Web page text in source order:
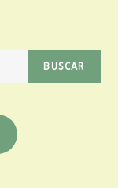
BUSCAR